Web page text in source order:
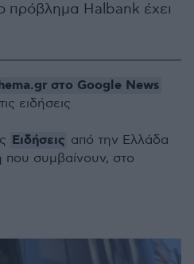
πρόβλημα Halbank έχει
στο Google News
ειδήσεις
Ειδήσεις από την Ελλάδα
που συμβαίνουν, στο